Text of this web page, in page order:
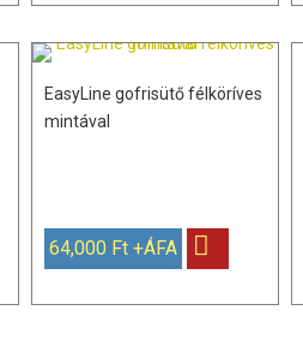
EasyLine gofrisütő félköríves
mintával
64,000 Ft +ÁFA